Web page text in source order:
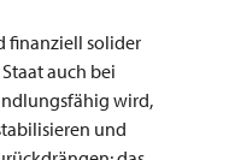
finanziell solider
auch bei
wird,
und